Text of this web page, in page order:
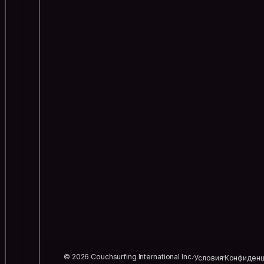
© 2026 Couchsurfing International Inc.Условия